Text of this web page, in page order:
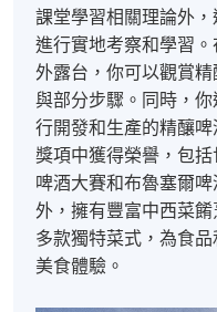
課堂學習相關理論外
進行實地考察和學習
外露台，你可以觀賞
與部分步驟。同時，
行開發和生產的精釀
獎項中獲得榮譽，包
啤酒大賽和布魯塞爾
外，擁有豐富中西菜
多款獨特菜式，為食
美食體驗。